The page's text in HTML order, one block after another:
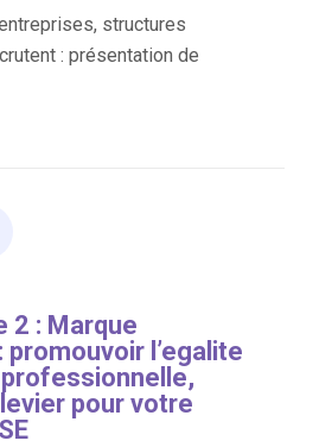
structures
: présentation de
2 : Marque
promouvoir l’egalite
pour votre